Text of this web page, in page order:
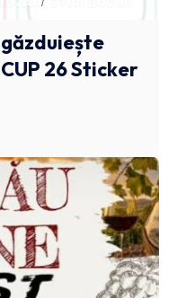
26 Sticker